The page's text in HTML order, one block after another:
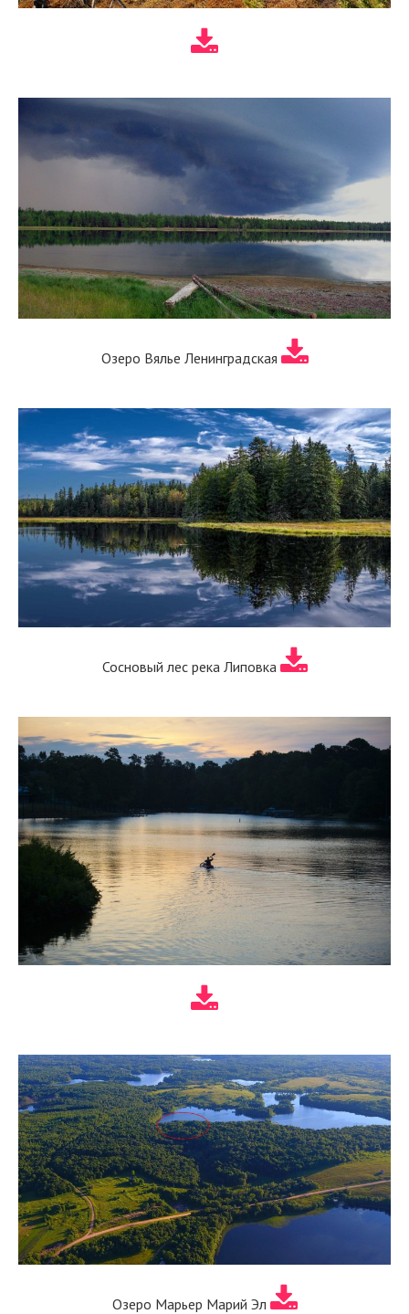
Озеро Вялье Ленинградская
Сосновый лес река Липовка
Озеро Марьер Марий Эл